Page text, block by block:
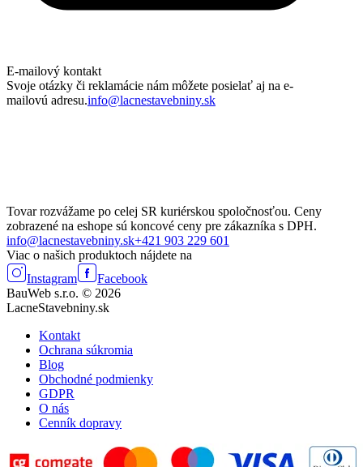
E-mailový kontakt
Svoje otázky či reklamácie nám môžete posielať aj na e-
mailovú adresu.info@lacnestavebniny.sk
Tovar rozvážame po celej SR kuriérskou spoločnosťou. Ceny
zobrazené na eshope sú koncové ceny pre zákazníka s DPH.
info@lacnestavebniny.sk+421 903 229 601
Viac o našich produktoch nájdete na
Instagram
Facebook
BauWeb s.r.o. © 2026
LacneStavebniny.sk
Kontakt
Ochrana súkromia
Blog
Obchodné podmienky
GDPR
O nás
Cenník dopravy